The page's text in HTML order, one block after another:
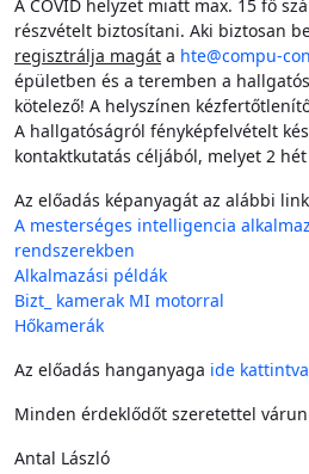
A COVID helyzet miatt max. 15 fő
részvételt biztosítani. Aki biztosan
regisztrálja magát a hte@compu-
épületben és a teremben a
kötelező! A helyszínen
A hallgatóságról fényképfelvételt
kontaktkutatás céljából, melyet 2
Az előadás képanyagát az alábbi
A mesterséges intelligencia
rendszerekben
Alkalmazási példák
Bizt_ kamerak MI motorral
Hőkamerák
Az előadás hanganyaga ide kattintva
Minden érdeklődőt szeretettel
Antal László